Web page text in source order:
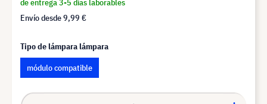
de entrega 3-5 días laborables
Envío desde9,99 €
Tipo de lámpara lámpara
módulo compatible